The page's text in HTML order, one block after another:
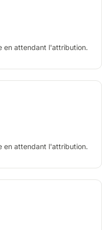
en attendant l'attribution.
en attendant l'attribution.